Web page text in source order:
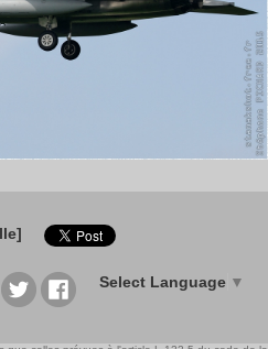
Select Language ▼